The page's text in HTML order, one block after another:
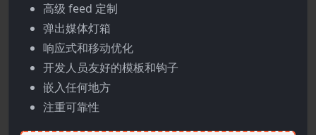
高级 feed 定制
弹出媒体灯箱
响应式和移动优化
开发人员友好的模板和钩子
嵌入任何地方
注重可靠性